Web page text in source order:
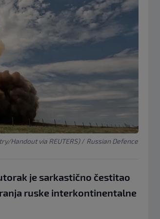
Handout via REUTERS) / Russian Defence
je sarkastično čestitao
ruske interkontinentalne